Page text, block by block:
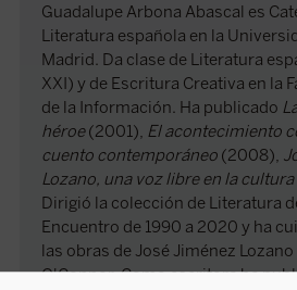
Guadalupe Arbona Abascal es
Literatura española en la
Madrid. Da clase de Literatura
XXI) y de Escritura Creativa en la
de la Información. Ha publicado
héroe(2001), El acontecimiento
cuento contemporáneo (2008),
Lozano, una voz libre en la
Dirigió la colección de Literatura
Encuentro de 1990 a 2020 y ha
las obras de José Jiménez
O'Connor. Como escritora ha